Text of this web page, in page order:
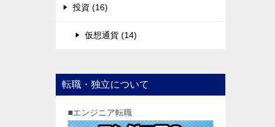
投資 (16)
仮想通貨 (14)
転職・独立について
■エンジニア転職